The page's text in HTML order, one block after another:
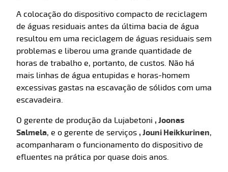
A colocação do dispositivo compacto de reciclagem
de águas residuais antes da última bacia de água
resultou em uma reciclagem de águas residuais sem
problemas e liberou uma grande quantidade de
horas de trabalho e, portanto, de custos. Não há
mais linhas de água entupidas e horas-homem
excessivas gastas na escavação de sólidos com uma
escavadeira.
O gerente de produção da Lujabetoni , Joonas
Salmela, e o gerente de serviços , Jouni Heikkurinen,
acompanharam o funcionamento do dispositivo de
efluentes na prática por quase dois anos.